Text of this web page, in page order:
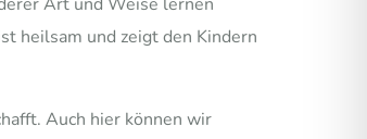
heilsam und zeigt den Kindern
Auch hier können wir